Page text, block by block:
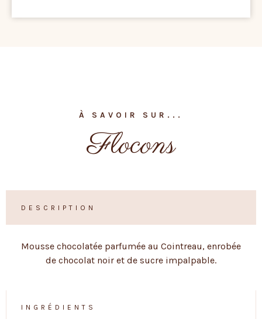
À SAVOIR SUR...
Flocons
DESCRIPTION
Mousse chocolatée parfumée au Cointreau, enrobée
de chocolat noir et de sucre impalpable.
INGRÉDIENTS